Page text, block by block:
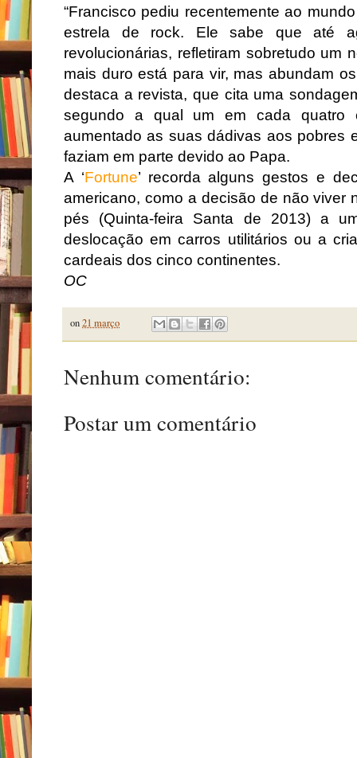
“Francisco pediu recentemente ao
estrela de rock. Ele sabe que até
revolucionárias, refletiram sobretudo um
mais duro está para vir, mas abundam os
destaca a revista, que cita uma
segundo a qual um em cada quatro
aumentado as suas dádivas aos pobres
faziam em parte devido ao Papa.
A ‘Fortune’ recorda alguns gestos e
americano, como a decisão de não viver
pés (Quinta-feira Santa de 2013) a
deslocação em carros utilitários ou a
cardeais dos cinco continentes.
OC
on21 março
Nenhum comentário:
Postar um comentário